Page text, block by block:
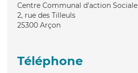
Centre Communal d'action Sociale
2, rue des Tilleuls
25300 Arçon
Téléphone